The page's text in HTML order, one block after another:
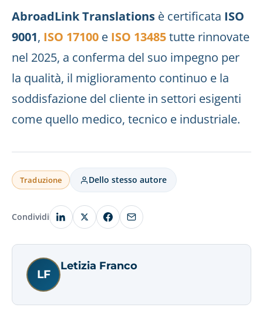
AbroadLink Translations è certificata ISO
9001, ISO 17100 e ISO 13485tutte rinnovate
nel 2025, a conferma del suo impegno per
la qualità, il miglioramento continuo e la
soddisfazione del cliente in settori esigenti
come quello medico, tecnico e industriale.
Traduzione Dello stesso autore
Condividi
LF
Letizia Franco